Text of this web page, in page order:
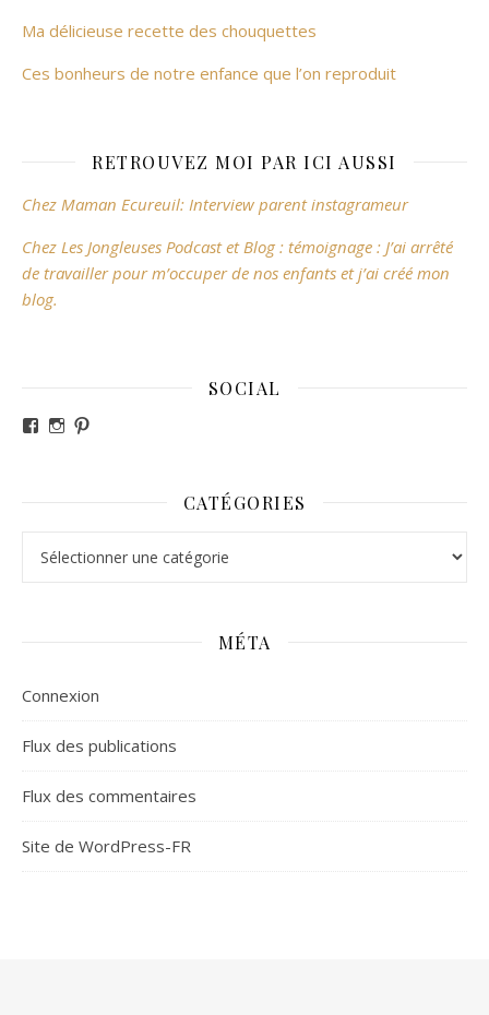
Ma délicieuse recette des chouquettes
Ces bonheurs de notre enfance que l’on reproduit
RETROUVEZ MOI PAR ICI AUSSI
Chez Maman Ecureuil: Interview parent instagrameur
Chez Les Jongleuses Podcast et Blog : témoignage : J’ai arrêté
de travailler pour m’occuper de nos enfants et j’ai créé mon
blog.
SOCIAL
Voir le profil de revesdefripouilles sur Facebook
Voir le profil de claire_revesdefripouilles sur
CATÉGORIES
MÉTA
Connexion
Flux des publications
Flux des commentaires
Site de WordPress-FR